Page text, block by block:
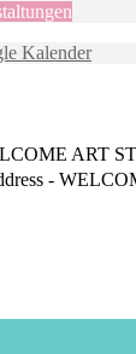
Kalender
ART
-